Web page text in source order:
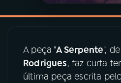
07ÚLTIMAS
A peça "A Serpente", de
Rodrigues, faz curta
última peça escrita